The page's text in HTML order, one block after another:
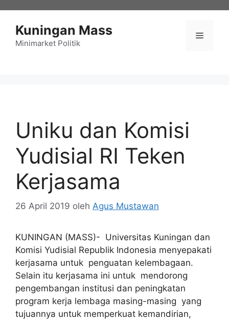
Kuningan Mass
Minimarket Politik
Menu
Uniku dan Komisi
Yudisial RI Teken
Kerjasama
26 April 2019 oleh Agus Mustawan
KUNINGAN (MASS)- Universitas Kuningan dan
Komisi Yudisial Republik Indonesia menyepakati
kerjasama untuk penguatan kelembagaan.
Selain itu kerjasama ini untuk mendorong
pengembangan institusi dan peningkatan
program kerja lembaga masing-masing yang
tujuannya untuk memperkuat kemandirian,